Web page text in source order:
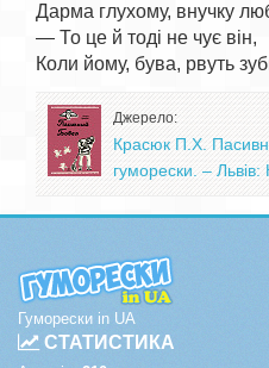
Дарма глухому, внучку
— То це й тоді не чує він,
Джерело:
Красюк П.Х.
гуморески. –
Гуморески in UA
СТАТИСТИКА